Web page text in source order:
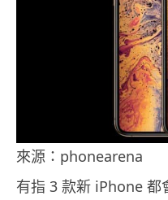
來源：phonearena
有指 3 款新 iPhone 都